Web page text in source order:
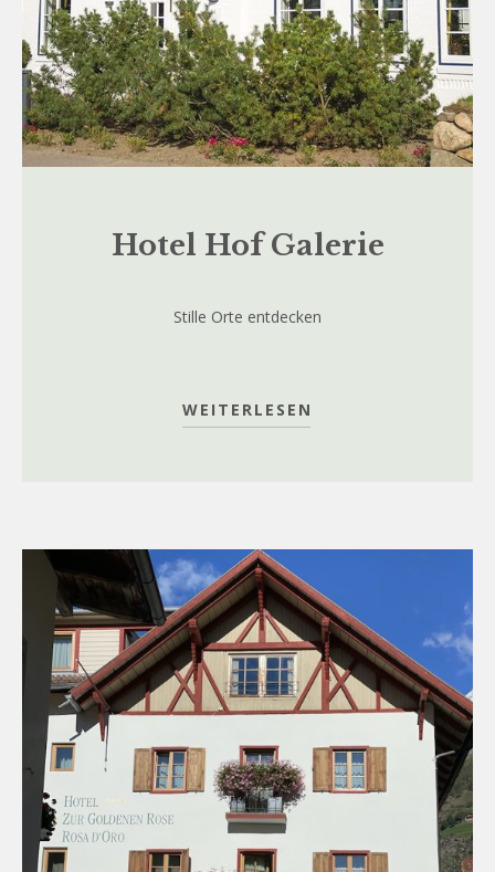
Hotel Hof Galerie
Stille Orte entdecken
WEITERLESEN